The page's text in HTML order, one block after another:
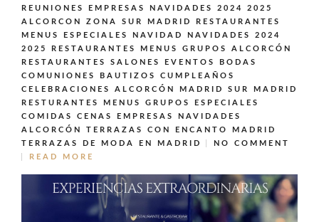
REUNIONES EMPRESAS NAVIDADES 2024 2025
ALCORCON ZONA SUR MADRID
RESTAURANTES
MENUS ESPECIALES NAVIDAD NAVIDADES 2024
2025
RESTAURANTES MENUS GRUPOS ALCORCÓN
RESTAURANTES SALONES EVENTOS BODAS
COMUNIONES BAUTIZOS CUMPLEAÑOS
CELEBRACIONES ALCORCÓN MADRID SUR MADRID
RESTURANTES MENUS GRUPOS ESPECIALES
COMIDAS CENAS EMPRESAS NAVIDADES
ALCORCÓN
TERRAZAS CON ENCANTO MADRID
TERRAZAS DE MODA EN MADRID
NO COMMENT
READ MORE